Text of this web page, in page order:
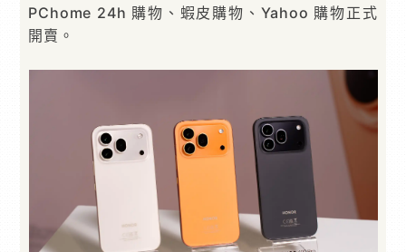
PChome 24h 購物、蝦皮購物、Yahoo 購物正式
開賣。